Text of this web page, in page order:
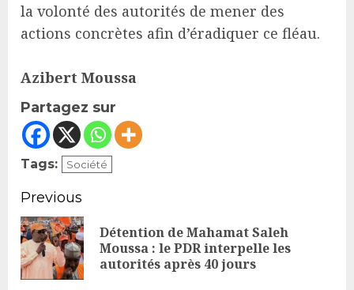
la volonté des autorités de mener des
actions concrètes afin d’éradiquer ce fléau.
Azibert Moussa
Partagez sur
Tags: Société
Continue
Reading
Previous
Détention de Mahamat Saleh
Moussa : le PDR interpelle les
autorités après 40 jours